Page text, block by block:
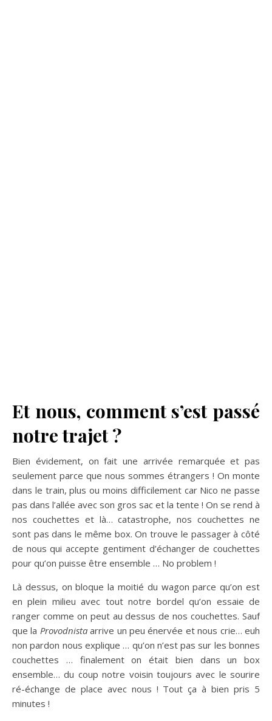
Et nous, comment s’est passé
notre trajet ?
Bien évidement, on fait une arrivée remarquée et pas
seulement parce que nous sommes étrangers ! On monte
dans le train, plus ou moins difficilement car Nico ne passe
pas dans l’allée avec son gros sac et la tente ! On se rend à
nos couchettes et là… catastrophe, nos couchettes ne
sont pas dans le même box. On trouve le passager à côté
de nous qui accepte gentiment d’échanger de couchettes
pour qu’on puisse être ensemble … No problem !
Là dessus, on bloque la moitié du wagon parce qu’on est
en plein milieu avec tout notre bordel qu’on essaie de
ranger comme on peut au dessus de nos couchettes. Sauf
que la Provodnistaarrive un peu énervée et nous crie… euh
non pardon nous explique … qu’on n’est pas sur les bonnes
couchettes … finalement on était bien dans un box
ensemble… du coup notre voisin toujours avec le sourire
ré-échange de place avec nous ! Tout ça à bien pris 5
minutes !